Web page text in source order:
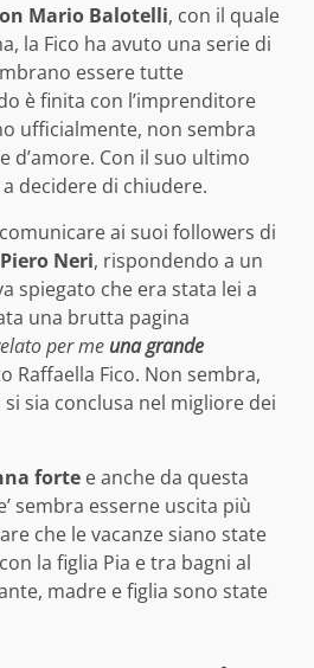
Mario Balotelli, con il quale
la Fico ha avuto una serie di
essere tutte
è finita con l’imprenditore
ufficialmente, non sembra
d’amore. Con il suo ultimo
decidere di chiudere.
ai suoi followers di
Neri, rispondendo a un
spiegato che era stata lei a
una brutta pagina
per me una grande
Raffaella Fico. Non sembra,
sia conclusa nel migliore dei
forte e anche da questa
sembra esserne uscita più
che le vacanze siano state
la figlia Pia e tra bagni al
madre e figlia sono state